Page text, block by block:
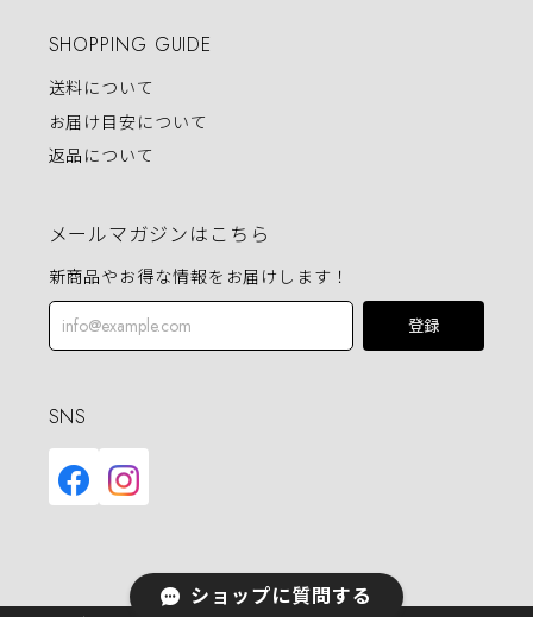
SHOPPING GUIDE
送料について
お届け目安について
返品について
メールマガジンはこちら
新商品やお得な情報をお届けします！
登録
SNS
ショップに質問する